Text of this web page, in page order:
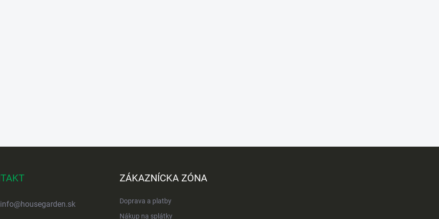
info@housegarden.sk
ZÁKAZNÍCKA ZÓNA
Doprava a platby
Nákup na splátky